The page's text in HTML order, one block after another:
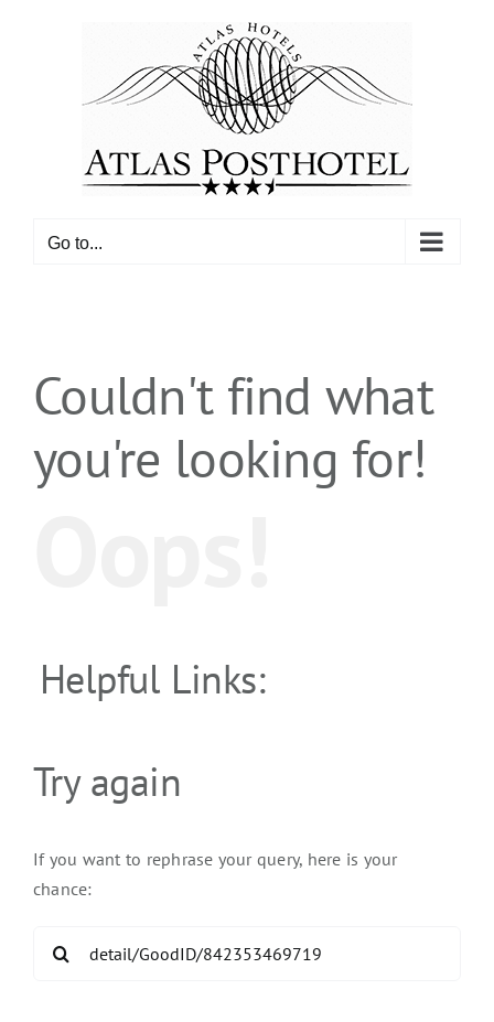
Go to...
Couldn't find what
you're looking for!
Helpful Links:
Try again
If you want to rephrase your query, here is your
chance: